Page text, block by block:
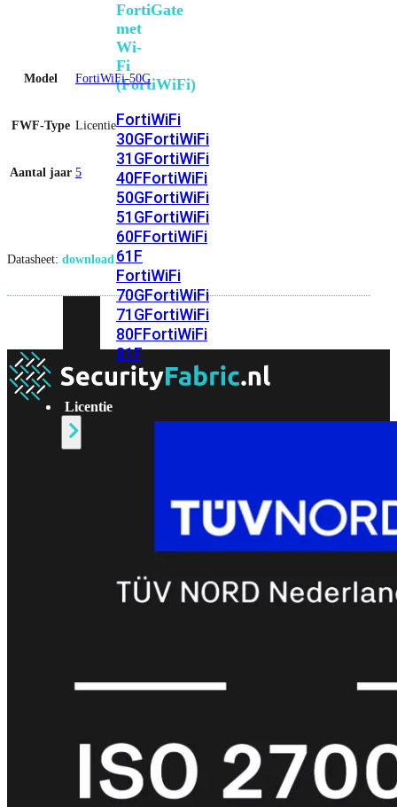
FortiGate
met
Wi-
Fi
(FortiWiFi)
FortiWiFi
30GFortiWiFi
31GFortiWiFi
40FFortiWiFi
50GFortiWiFi
51GFortiWiFi
60FFortiWiFi
61F
FortiWiFi
70GFortiWiFi
71GFortiWiFi
80FFortiWiFi
81F
Licentie
bekijken
FortiCare
Support
FortiCare
Essentials FortiCare
FortiCare
1
Model FortiWiFi-50G
FWF-Type Licentie
Aantal jaar 5
Datasheet: download